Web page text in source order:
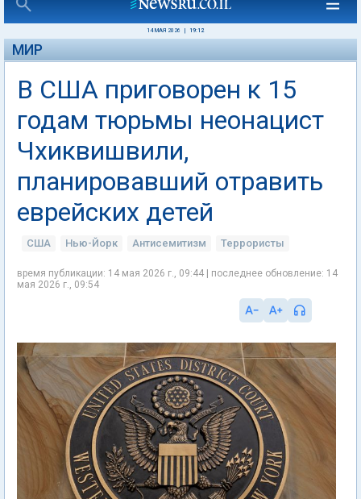
14 МАЯ 2026 19:12
МИР
В США приговорен к 15
годам тюрьмы неонацист
Чхиквишвили,
планировавший отравить
еврейских детей
США Нью-Йорк Антисемитизм Террористы
время публикации: 14 мая 2026 г., 09:44 | последнее обновление: 14
мая 2026 г., 09:54